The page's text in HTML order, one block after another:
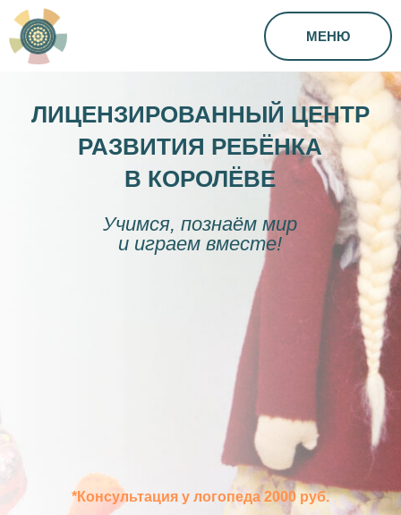
МЕНЮ
Учимся, познаём мир
и играем вместе!
ЛИЦЕНЗИРОВАННЫЙ ЦЕНТР
РАЗВИТИЯ РЕБЁНКА
В КОРОЛЁВЕ
*Консультация у логопеда 2000 руб.